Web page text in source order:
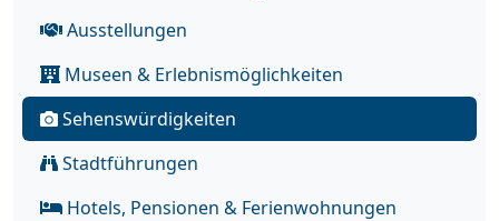
Ausstellungen
Museen & Erlebnismöglichkeiten
Sehenswürdigkeiten
Stadtführungen
Hotels, Pensionen & Ferienwohnungen